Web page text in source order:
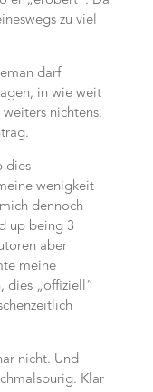
zu viel
darf
in wie weit
nichtens.
dies
wenigkeit
dennoch
up being 3
aber
meine
dies „offiziell“
nicht. Und
Klar